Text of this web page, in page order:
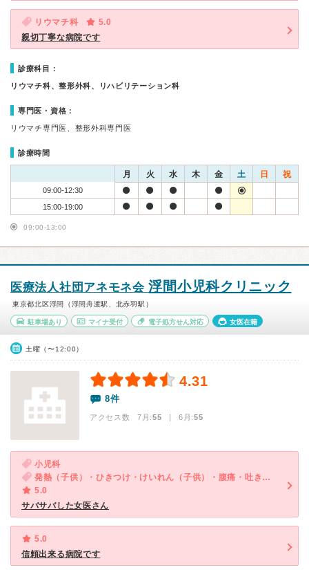
リウマチ科
5.0
親切丁寧な病院です
診療科目：
リウマチ科、整形外科、リハビリテーション科
専門医・資格：
リウマチ専門医、整形外科専門医
診療時間
月 火 水 木 金 土 日 祝
09:00-12:30
15:00-19:00
09:00-13:00
医療法人社団アネモネ会浮間小児科クリニック
東京都北区浮間（浮間舟渡駅、北赤羽駅）
駐車場あり マイナ受付 電子処方せん対応 女医在籍
土曜（〜12:00）
4.31
8件
アクセス数 7月:55 | 6月:55
小児科
発熱（子供）・ひきつけ・けいれん（子供）・腹痛・吐き気・嘔吐（子供）
5.0
サバサバした女医さん
5.0
信頼出来る病院です